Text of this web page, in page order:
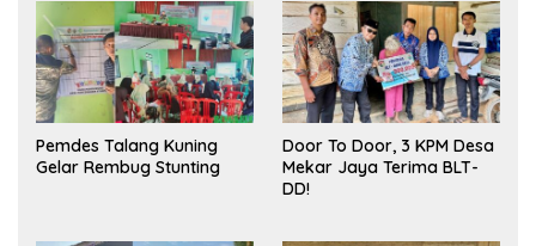
Pasar
Pemdes Talang Kuning
Gelar Rembug Stunting
Door To Door, 3 KPM Desa
Mekar Jaya Terima BLT-
DD!